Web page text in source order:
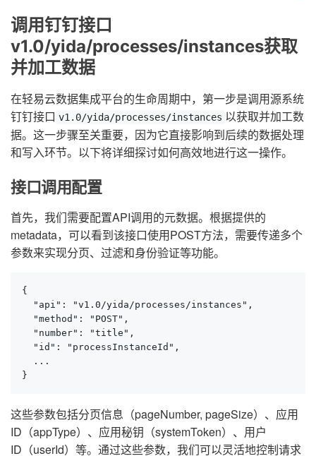
调用钉钉接口
v1.0/yida/processes/instances获取
并加工数据
在轻易云数据集成平台的生命周期中，第一步是调用源系统
钉钉接口 v1.0/yida/processes/instances 以获取并加工数
据。这一步骤至关重要，因为它直接影响到后续的数据处理
和写入环节。以下将详细探讨如何高效地进行这一操作。
接口调用配置
首先，我们需要配置API调用的元数据。根据提供的
metadata，可以看到该接口使用POST方法，需要传递多个
参数来实现分页、过滤和身份验证等功能。
{
  "api": "v1.0/yida/processes/instances",
  "method": "POST",
  "number": "title",
  "id": "processInstanceId",
  ...
}
这些参数包括分页信息（pageNumber, pageSize）、应用
ID（appType）、应用秘钥（systemToken）、用户
ID（userId）等。通过这些参数，我们可以灵活地控制请求